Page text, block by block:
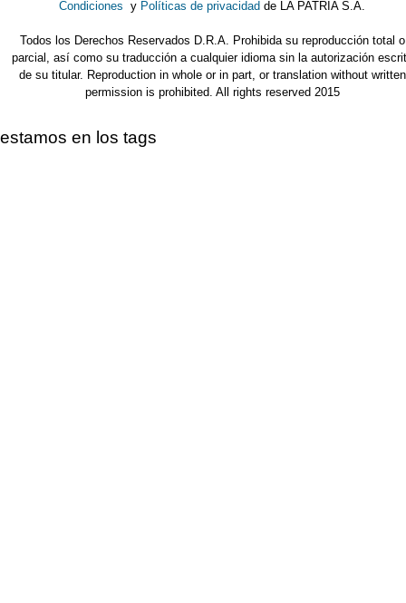
Condiciones y Políticas de privacidad de LA PATRIA S.A.
Todos los Derechos Reservados D.R.A. Prohibida su reproducción total o
parcial, así como su traducción a cualquier idioma sin la autorización
de su titular. Reproduction in whole or in part, or translation without written
permission is prohibited. All rights reserved 2015
estamos en los tags